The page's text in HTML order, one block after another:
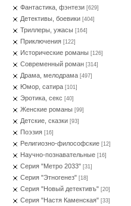
Фантастика, фэнтези [629]
Детективы, боевики [404]
Триллеры, ужасы [164]
Приключения [122]
Исторические романы [126]
Современный роман [314]
Драма, мелодрама [497]
Юмор, сатира [101]
Эротика, секс [40]
Женские романы [99]
Детские, сказки [93]
Поэзия [16]
Религиозно-философские [12]
Научно-познавательные [16]
Серия "Метро 2033" [31]
Серия "Этногенез" [18]
Серия "Новый детективъ" [20]
Серия "Настя Каменская" [33]